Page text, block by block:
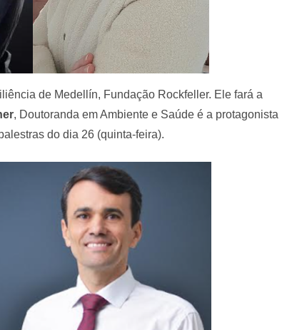
de Medellín, Fundação Rockfeller. Ele fará a
, Doutoranda em Ambiente e Saúde é a protagonista
do dia 26 (quinta-feira).